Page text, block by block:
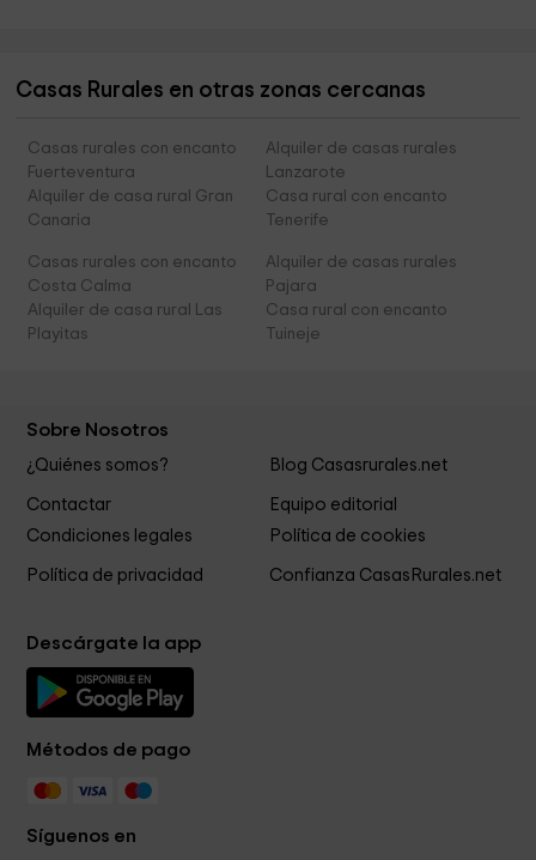
Casas Rurales en otras zonas cercanas
Casas rurales con encanto
Fuerteventura
Alquiler de casas rurales
Lanzarote
Alquiler de casa rural Gran
Canaria
Casa rural con encanto
Tenerife
Casas rurales con encanto
Costa Calma
Alquiler de casas rurales
Pajara
Alquiler de casa rural Las
Playitas
Casa rural con encanto
Tuineje
Sobre Nosotros
¿Quiénes somos? Blog Casasrurales.net
Contactar
Equipo editorial
Condiciones legales
Política de cookies
Política de privacidad Confianza CasasRurales.net
Descárgate la app
Métodos de pago
Síguenos en